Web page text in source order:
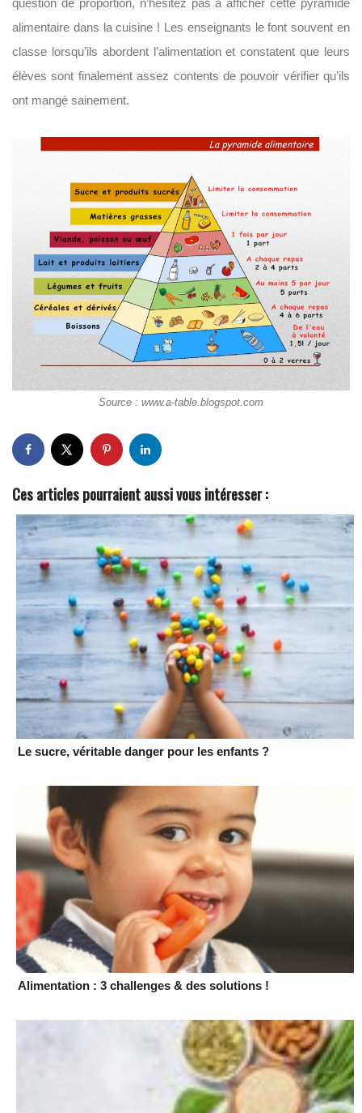
alimentaire dans la cuisine ! Les enseignants le font souvent en
classe lorsqu’ils abordent l’alimentation et constatent que leurs
élèves sont finalement assez contents de pouvoir vérifier qu’ils
ont mangé sainement.
Source : www.a-table.blogspot.com
Ces articles pourraient aussi vous intéresser :
Le sucre, véritable danger pour les enfants ?
Alimentation : 3 challenges & des solutions !